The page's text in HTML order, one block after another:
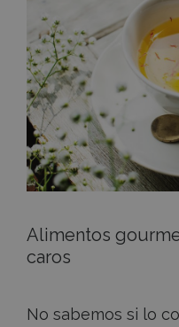
caros
del
mundo
Alimentos
caros
No sabemos si lo